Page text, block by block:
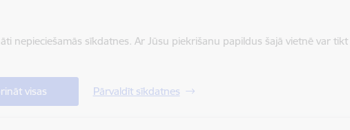
nepieciešamās sīkdatnes. Ar Jūsu piekrišanu papildus šajā vietnē var
visas Pārvaldīt sīkdatnes